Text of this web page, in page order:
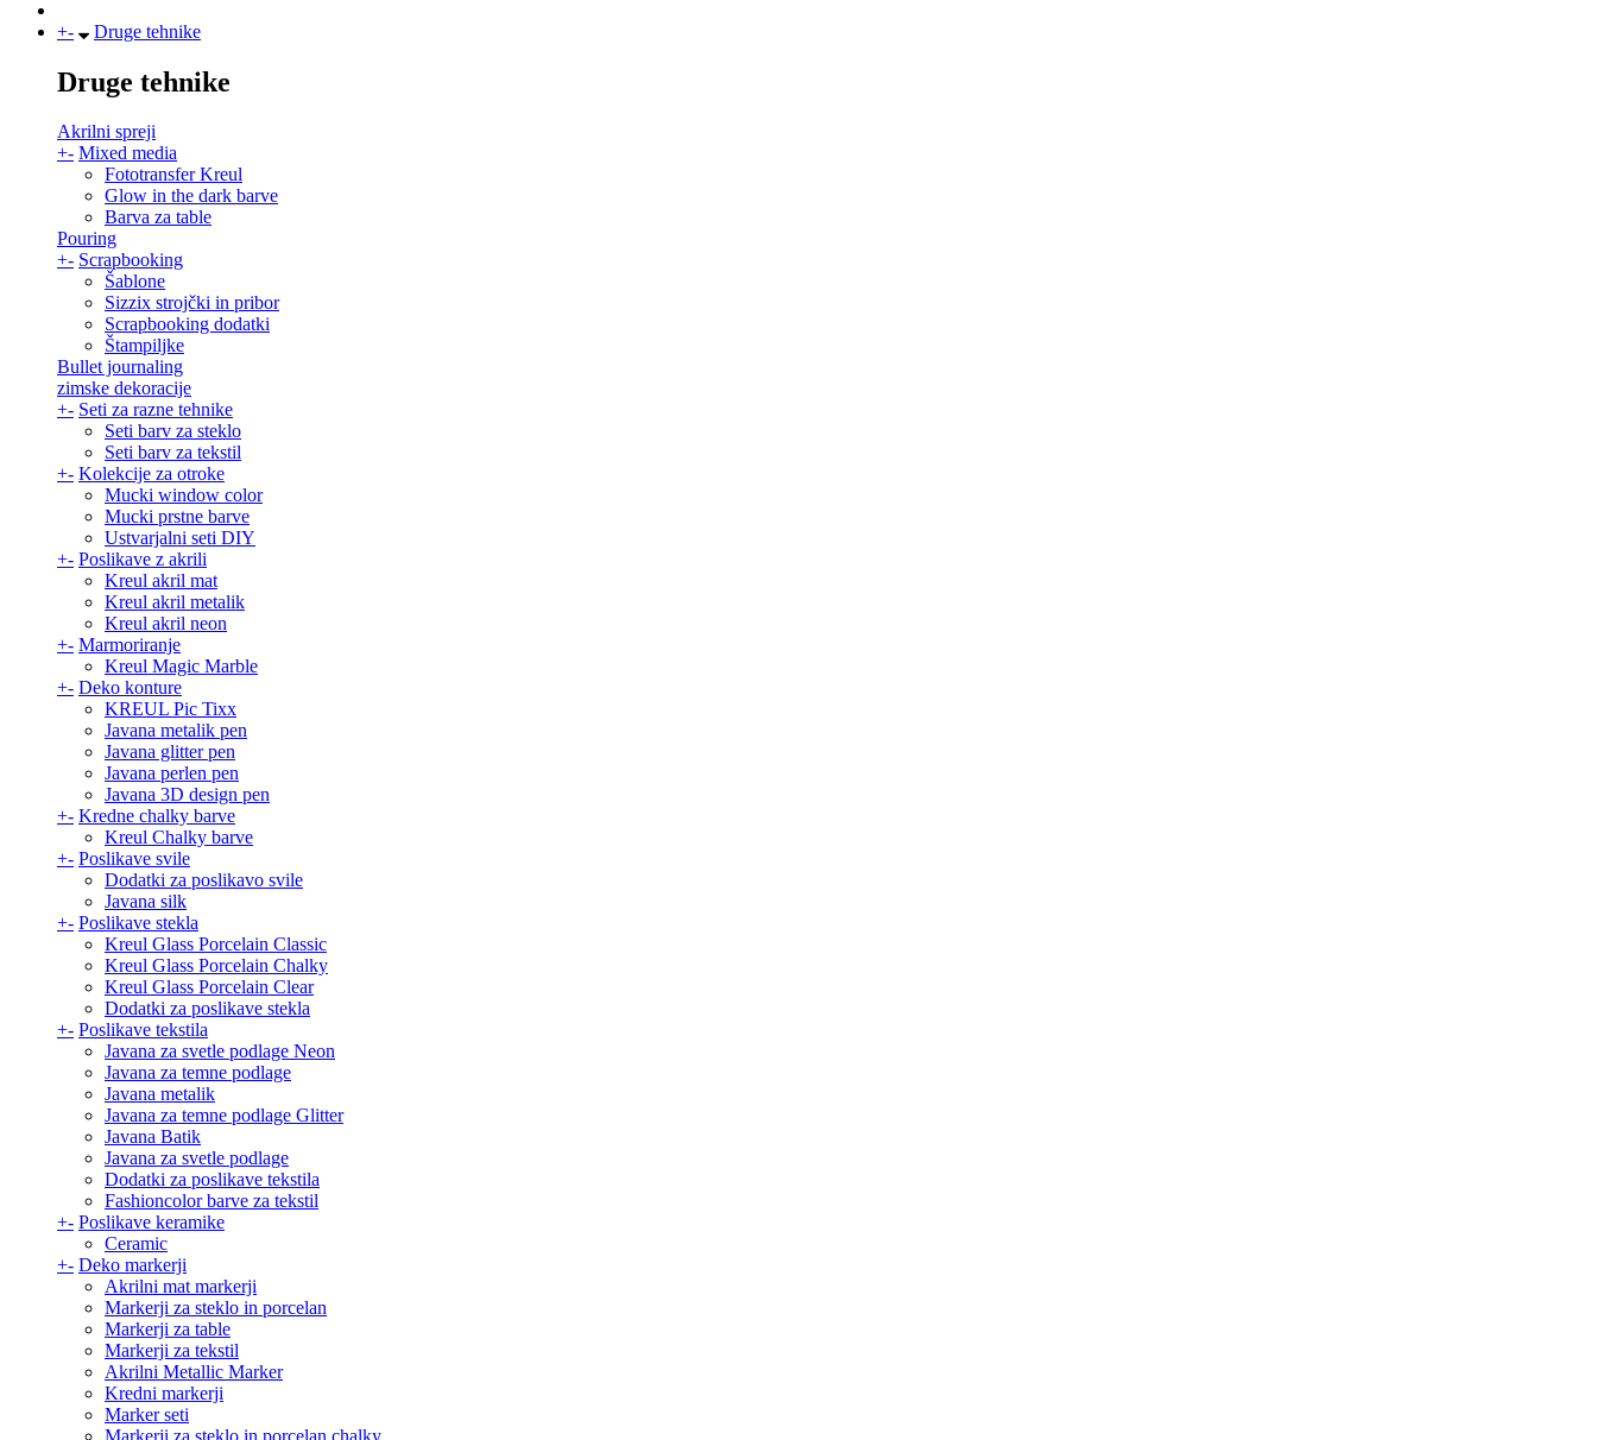
+- Druge tehnike
Druge tehnike
Akrilni spreji
+- Mixed media
Fototransfer Kreul
Glow in the dark barve
Barva za table
Pouring
+- Scrapbooking
Šablone
Sizzix strojčki in pribor
Scrapbooking dodatki
Štampiljke
Bullet journaling
zimske dekoracije
+- Seti za razne tehnike
Seti barv za steklo
Seti barv za tekstil
+- Kolekcije za otroke
Mucki window color
Mucki prstne barve
Ustvarjalni seti DIY
+- Poslikave z akrili
Kreul akril mat
Kreul akril metalik
Kreul akril neon
+- Marmoriranje
Kreul Magic Marble
+- Deko konture
KREUL Pic Tixx
Javana metalik pen
Javana glitter pen
Javana perlen pen
Javana 3D design pen
+- Kredne chalky barve
Kreul Chalky barve
+- Poslikave svile
Dodatki za poslikavo svile
Javana silk
+- Poslikave stekla
Kreul Glass Porcelain Classic
Kreul Glass Porcelain Chalky
Kreul Glass Porcelain Clear
Dodatki za poslikave stekla
+- Poslikave tekstila
Javana za svetle podlage Neon
Javana za temne podlage
Javana metalik
Javana za temne podlage Glitter
Javana Batik
Javana za svetle podlage
Dodatki za poslikave tekstila
Fashioncolor barve za tekstil
+- Poslikave keramike
Ceramic
+- Deko markerji
Akrilni mat markerji
Markerji za steklo in porcelan
Markerji za table
Markerji za tekstil
Akrilni Metallic Marker
Kredni markerji
Marker seti